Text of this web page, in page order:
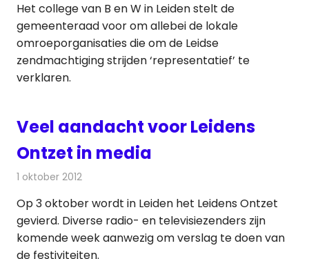
Het college van B en W in Leiden stelt de
gemeenteraad voor om allebei de lokale
omroeporganisaties die om de Leidse
zendmachtiging strijden ‘representatief’ te
verklaren.
Veel aandacht voor Leidens
Ontzet in media
1 oktober 2012
Op 3 oktober wordt in Leiden het Leidens Ontzet
gevierd. Diverse radio- en televisiezenders zijn
komende week aanwezig om verslag te doen van
de festiviteiten.